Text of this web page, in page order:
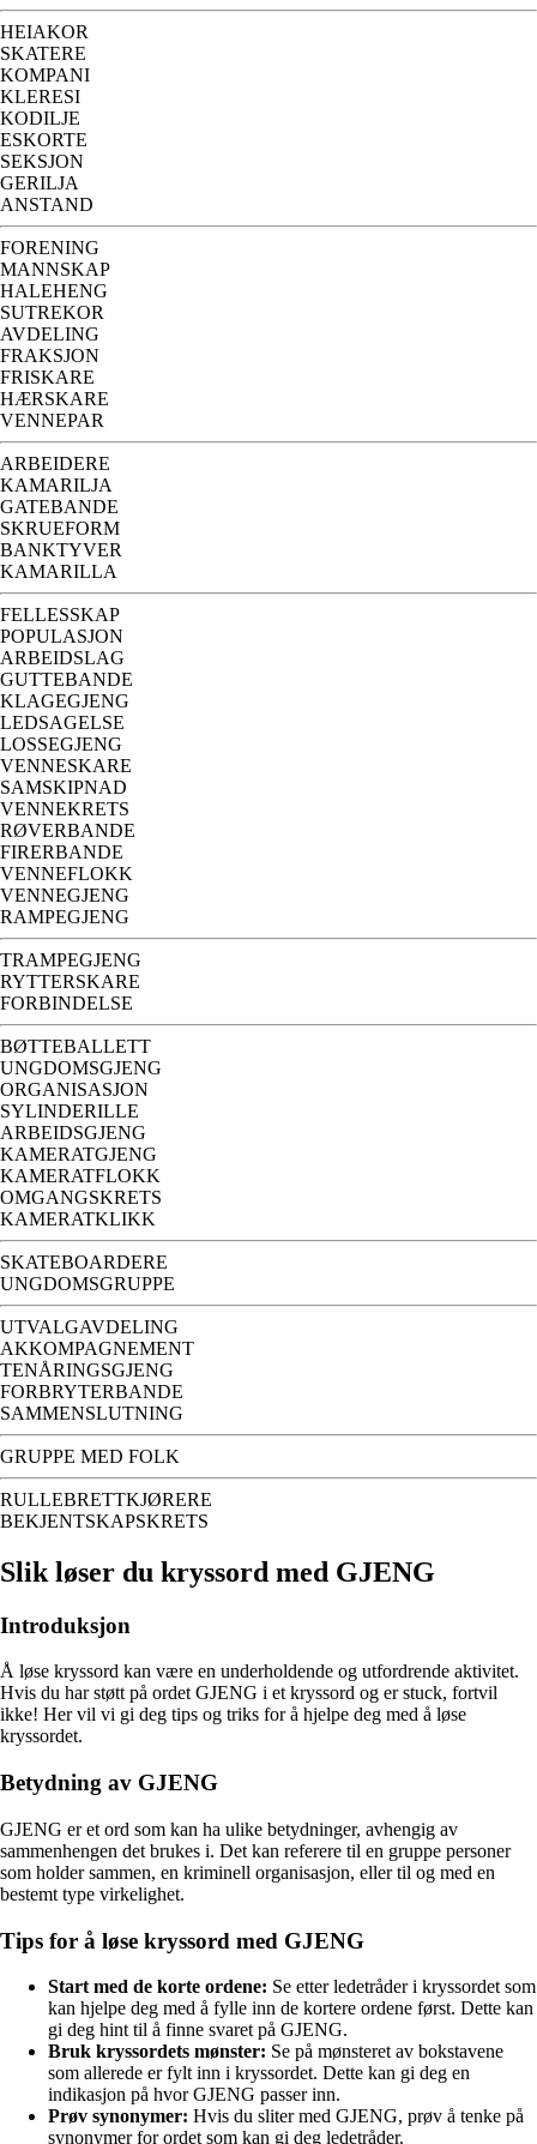
HEIAKOR
SKATERE
KOMPANI
KLERESI
KODILJE
ESKORTE
SEKSJON
GERILJA
ANSTAND
FORENING
MANNSKAP
HALEHENG
SUTREKOR
AVDELING
FRAKSJON
FRISKARE
HÆRSKARE
VENNEPAR
ARBEIDERE
KAMARILJA
GATEBANDE
SKRUEFORM
BANKTYVER
KAMARILLA
FELLESSKAP
POPULASJON
ARBEIDSLAG
GUTTEBANDE
KLAGEGJENG
LEDSAGELSE
LOSSEGJENG
VENNESKARE
SAMSKIPNAD
VENNEKRETS
RØVERBANDE
FIRERBANDE
VENNEFLOKK
VENNEGJENG
RAMPEGJENG
TRAMPEGJENG
RYTTERSKARE
FORBINDELSE
BØTTEBALLETT
UNGDOMSGJENG
ORGANISASJON
SYLINDERILLE
ARBEIDSGJENG
KAMERATGJENG
KAMERATFLOKK
OMGANGSKRETS
KAMERATKLIKK
SKATEBOARDERE
UNGDOMSGRUPPE
UTVALGAVDELING
AKKOMPAGNEMENT
TENÅRINGSGJENG
FORBRYTERBANDE
SAMMENSLUTNING
GRUPPE MED FOLK
RULLEBRETTKJØRERE
BEKJENTSKAPSKRETS
Slik løser du kryssord med GJENG
Introduksjon
Å løse kryssord kan være en underholdende og utfordrende aktivitet.
Hvis du har støtt på ordet GJENG i et kryssord og er stuck, fortvil
ikke! Her vil vi gi deg tips og triks for å hjelpe deg med å løse
kryssordet.
Betydning av GJENG
GJENG er et ord som kan ha ulike betydninger, avhengig av
sammenhengen det brukes i. Det kan referere til en gruppe personer
som holder sammen, en kriminell organisasjon, eller til og med en
bestemt type virkelighet.
Tips for å løse kryssord med GJENG
Start med de korte ordene: Se etter ledetråder i kryssordet som
kan hjelpe deg med å fylle inn de kortere ordene først. Dette kan
gi deg hint til å finne svaret på GJENG.
Bruk kryssordets mønster: Se på mønsteret av bokstavene
som allerede er fylt inn i kryssordet. Dette kan gi deg en
indikasjon på hvor GJENG passer inn.
Prøv synonymer: Hvis du sliter med GJENG, prøv å tenke på
synonymer for ordet som kan gi deg ledetråder.